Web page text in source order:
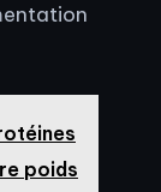
poids